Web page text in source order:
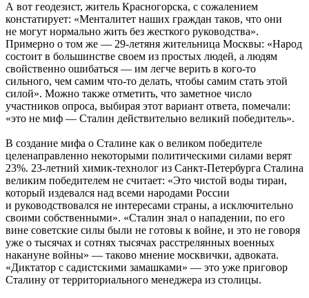
А вот геодезист, житель Красногорска, с сожалением
констатирует: «Менталитет наших граждан таков, что они
не могут нормально жить без жесткого руководства».
Примерно о том же — 29-летяня жительница Москвы: «Народ
состоит в большинстве своем из простых людей, а людям
свойственно ошибаться — им легче верить в кого-то
сильного, чем самим что-то делать, чтобы самим стать этой
силой». Можно также отметить, что заметное число
участников опроса, выбирая этот вариант ответа, помечали:
«это не миф — Сталин действительно великий победитель».
В создание мифа о Сталине как о великом победителе
целенаправленно некоторыми политическими силами верят
23%. 23-летний химик-технолог из Санкт-Петербурга Сталина
великим победителем не считает: «Это чистой воды тиран,
который издевался над всеми народами России
и руководствовался не интересами страны, а исключительно
своими собственными». «Сталин знал о нападении, по его
вине советские силы были не готовы к войне, и это не говоря
уже о тысячах и сотнях тысячах расстрелянных военных
накануне войны» — таково мнение москвички, адвоката.
«Диктатор с садистскими замашками» — это уже приговор
Сталину от территориального менеджера из столицы.